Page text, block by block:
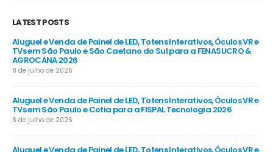
LATEST POSTS
Aluguel e Venda de Painel de LED, Totens Interativos, Óculos VR e
TVs em São Paulo e São Caetano do Sul para a FENASUCRO &
AGROCANA 2026
8 de julho de 2026
Aluguel e Venda de Painel de LED, Totens Interativos, Óculos VR e
TVs em São Paulo e Cotia para a FISPAL Tecnologia 2026
8 de julho de 2026